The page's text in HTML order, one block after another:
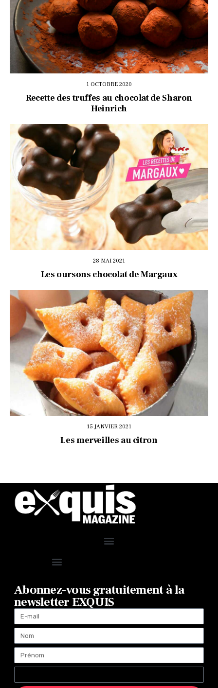
1 OCTOBRE 2020
Recette des truffes au chocolat de Sharon
Heinrich
28 MAI 2021
Les oursons chocolat de Margaux
15 JANVIER 2021
Les merveilles au citron
Abonnez-vous gratuitement à la
newsletter EXQUIS